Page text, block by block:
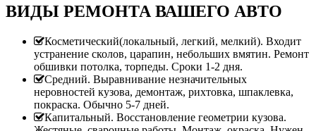
ВИДЫ РЕМОНТА ВАШЕГО АВТО
Косметический(локальный, легкий, мелкий). Входит
устранение сколов, царапин, небольших вмятин. Ремонт
обшивки потолка, торпеды. Сроки 1-2 дня.
Средний. Выравнивание незначительных
неровностей кузова, демонтаж, рихтовка, шпаклевка,
покраска. Обычно 5-7 дней.
Капитальный. Восстановление геометрии кузова.